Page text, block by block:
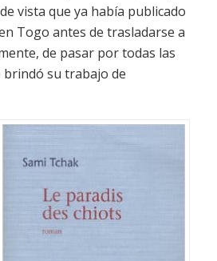
vista que ya había publicado
Togo antes de trasladarse a
de pasar por todas las
brindó su trabajo de